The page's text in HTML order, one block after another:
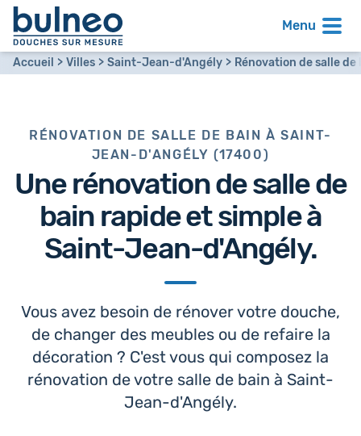
Menu
Accueil Villes Saint-Jean-d'Angély Rénovation de salle de
RÉNOVATION DE SALLE DE BAIN À SAINT-
JEAN-D'ANGÉLY (17400)
Unerénovation de salle de
bain rapide et simple à
Saint-Jean-d'Angély.
Vous avez besoin de rénover votre douche,
de changer des meubles ou de refaire la
décoration ? C'est vous qui composez la
rénovation de votre salle de bain à Saint-
Jean-d'Angély.